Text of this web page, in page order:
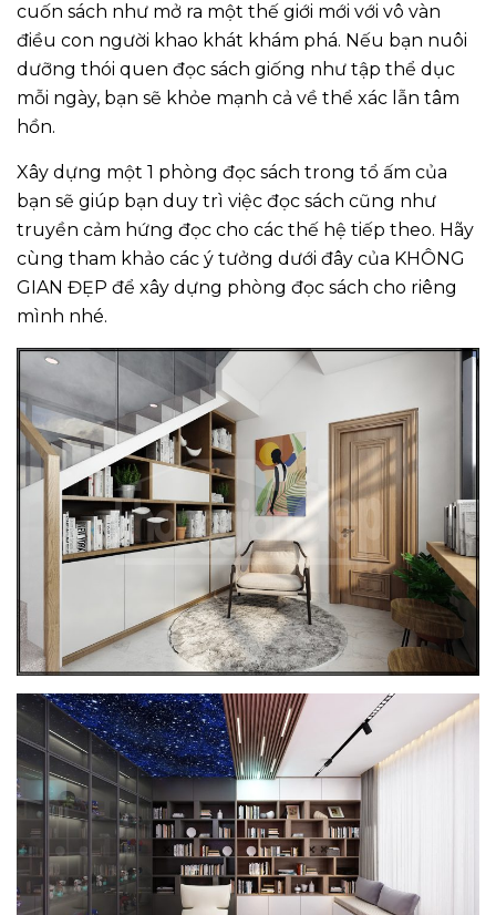
cuốn sách như mở ra một thế giới mới với vô vàn
điều con người khao khát khám phá. Nếu bạn nuôi
dưỡng thói quen đọc sách giống như tập thể dục
mỗi ngày, bạn sẽ khỏe mạnh cả về thể xác lẫn tâm
hồn.
Xây dựng một 1 phòng đọc sách trong tổ ấm của
bạn sẽ giúp bạn duy trì việc đọc sách cũng như
truyền cảm hứng đọc cho các thế hệ tiếp theo. Hãy
cùng tham khảo các ý tưởng dưới đây của KHÔNG
GIAN ĐẸP để xây dựng phòng đọc sách cho riêng
mình nhé.